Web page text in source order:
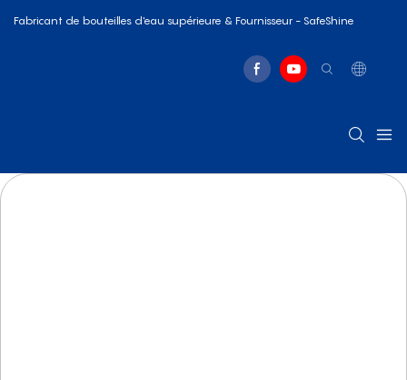
Fabricant de bouteilles d'eau supérieure & Fournisseur - SafeShine